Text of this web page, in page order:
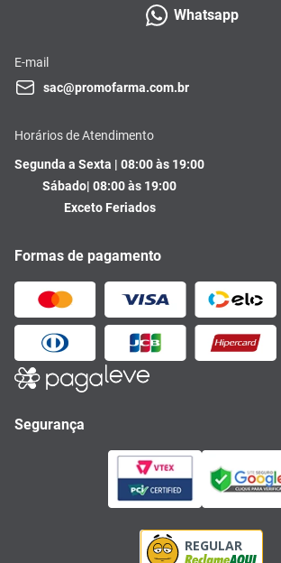
Whatsapp
E-mail
sac@promofarma.com.br
Horários de Atendimento
Segunda a Sexta | 08:00 às 19:00
Sábado| 08:00 às 19:00
Exceto Feriados
Formas de pagamento
Segurança